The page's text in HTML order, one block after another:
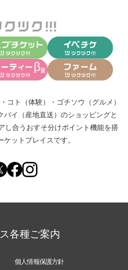
・ コト（体験） ・ ゴチソウ（グルメ）
バイ（産地直送） のショッピングと
し合う おすそ分けポイント機能を搭
ケットプレイスです。
各種ご案内
個人情報保護方針